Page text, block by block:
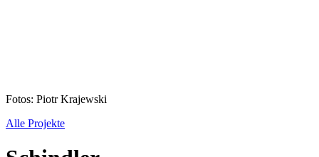
Fotos: Piotr Krajewski
Alle Projekte